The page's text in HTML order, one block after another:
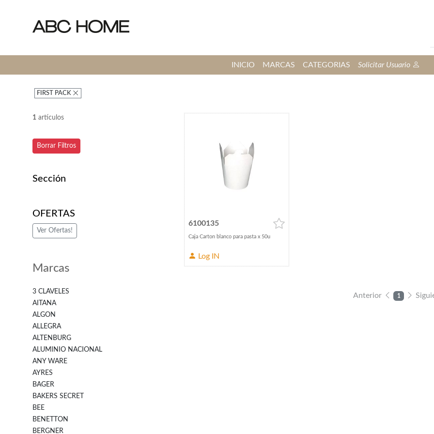
INICIO MARCAS CATEGORIAS Solicitar Usuario
FIRST PACK
1 artículos
Borrar Filtros
Sección
OFERTAS
Ver Ofertas!
Marcas
3 CLAVELES
AITANA
ALGON
ALLEGRA
ALTENBURG
ALUMINIO NACIONAL
ANY WARE
AYRES
BAGER
BAKERS SECRET
BEE
BENETTON
BERGNER
6100135
Caja Carton blanco para pasta x 50u
Log IN
Anterior 1